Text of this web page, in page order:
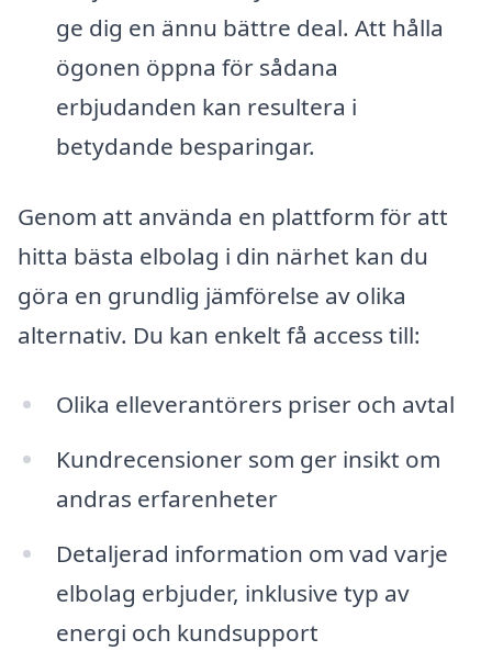
ge dig en ännu bättre deal. Att hålla
ögonen öppna för sådana
erbjudanden kan resultera i
betydande besparingar.
Genom att använda en plattform för att
hitta bästa elbolag i din närhet kan du
göra en grundlig jämförelse av olika
alternativ. Du kan enkelt få access till:
Olika elleverantörers priser och avtal
Kundrecensioner som ger insikt om
andras erfarenheter
Detaljerad information om vad varje
elbolag erbjuder, inklusive typ av
energi och kundsupport